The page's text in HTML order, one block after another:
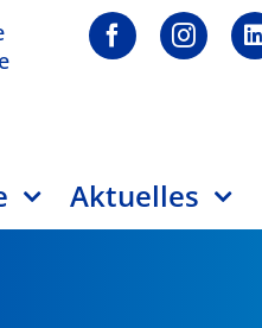
Aktuelles